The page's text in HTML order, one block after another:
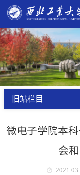
旧站栏目
微电子学院本
会